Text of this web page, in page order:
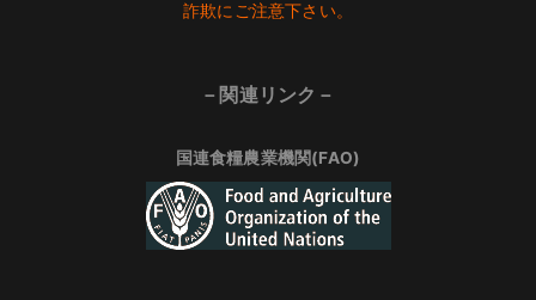
詐欺にご注意下さい。
－関連リンク－
国連食糧農業機関(FAO)